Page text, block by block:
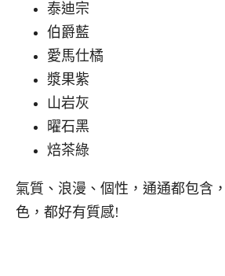
泰迪宗
伯爵藍
愛馬仕橘
漿果紫
山岩灰
曜石黑
焙茶綠
氣質、浪漫、個性，通通都包含
色，都好有質感!